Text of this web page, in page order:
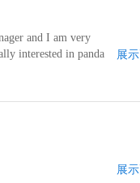
and I am very
interested in panda
and soda lime
展
展